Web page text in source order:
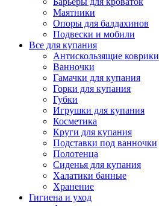
Маятники
Опоры для балдахинов
Подвески и мобили
Все для купания
Антискользящие коврики
Ванночки
Гамачки для купания
Горки для купания
Губки
Игрушки для купания
Косметика
Круги для купания
Подставки под ванночки
Полотенца
Сиденья для купания
Халатики банные
Хранение
Гигиена и уход